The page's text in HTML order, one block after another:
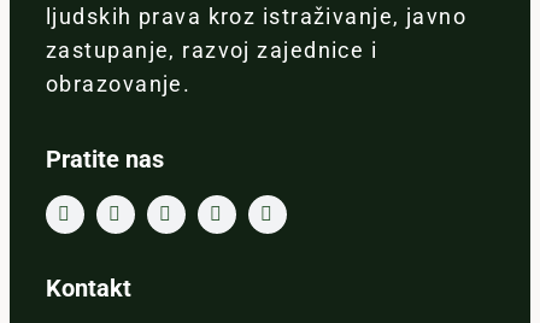
ljudskih prava kroz istraživanje, javno
zastupanje, razvoj zajednice i
obrazovanje.
Pratite nas
Kontakt